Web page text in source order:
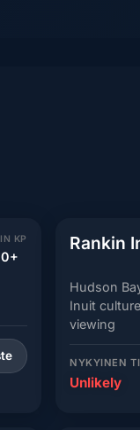
KP Rankin
Hudson
Inuit
viewing
NYKYINEN
Unlikely